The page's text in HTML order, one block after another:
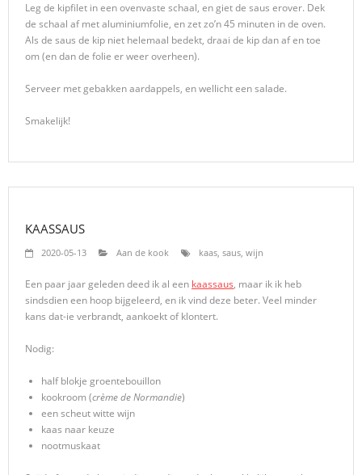
Leg de kipfilet in een ovenvaste schaal, en giet de saus erover. Dek
de schaal af met aluminiumfolie, en zet zo’n 45 minuten in de oven.
Als de saus de kip niet helemaal bedekt, draai de kip dan af en toe
om (en dan de folie er weer overheen).
Serveer met gebakken aardappels, en wellicht een salade.
Smakelijk!
KAASSAUS
2020-05-13 Aan de kook kaas, saus, wijn
Een paar jaar geleden deed ik al een kaassaus, maar ik ik heb
sindsdien een hoop bijgeleerd, en ik vind deze beter. Veel minder
kans dat-ie verbrandt, aankoekt of klontert.
Nodig:
half blokje groentebouillon
kookroom (crème de Normandie)
een scheut witte wijn
kaas naar keuze
nootmuskaat